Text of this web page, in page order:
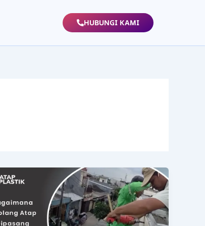
HUBUNGI KAMI